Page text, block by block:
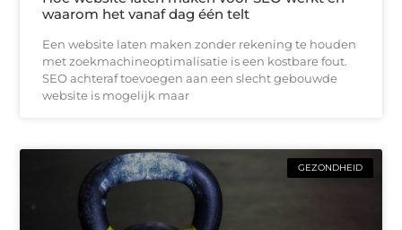
waarom het vanaf dag één telt
Een website laten maken zonder rekening te houden
met zoekmachineoptimalisatie is een kostbare fout.
SEO achteraf toevoegen aan een slecht gebouwde
website is mogelijk maar
GEZONDHEID